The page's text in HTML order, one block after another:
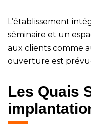
L’établissement
séminaire et un
aux clients comme
ouverture est
Les Quais